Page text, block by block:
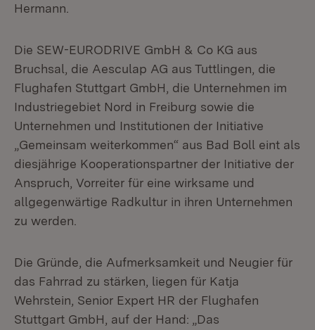
Hermann.
Die SEW-EURODRIVE GmbH & Co KG aus
Bruchsal, die Aesculap AG aus Tuttlingen, die
Flughafen Stuttgart GmbH, die Unternehmen im
Industriegebiet Nord in Freiburg sowie die
Unternehmen und Institutionen der Initiative
„Gemeinsam weiterkommen“ aus Bad Boll eint als
diesjährige Kooperationspartner der Initiative der
Anspruch, Vorreiter für eine wirksame und
allgegenwärtige Radkultur in ihren Unternehmen
zu werden.
Die Gründe, die Aufmerksamkeit und Neugier für
das Fahrrad zu stärken, liegen für Katja
Wehrstein, Senior Expert HR der Flughafen
Stuttgart GmbH, auf der Hand: „Das